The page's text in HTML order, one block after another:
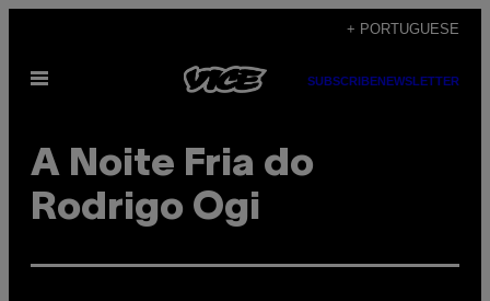
content
+ PORTUGUESE
Open
SUBSCRIBENEWSLETTER
A Noite Fria do
Rodrigo Ogi